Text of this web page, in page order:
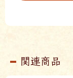
関連商品